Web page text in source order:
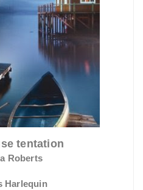
tentation
Roberts
Harlequin